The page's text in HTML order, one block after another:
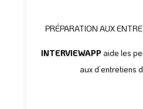
PRÉPARATION AUX
INTERVIEWAPP aide les
aux d’entretiens